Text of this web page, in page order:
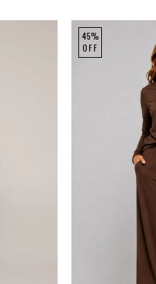
45%
OFF